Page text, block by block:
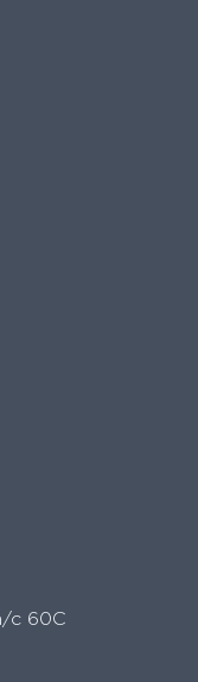
с 60С